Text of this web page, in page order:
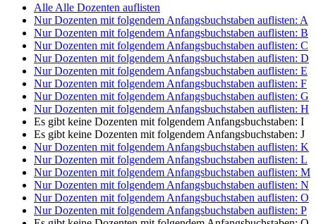
Alle Alle Dozenten auflisten
Nur Dozenten mit folgendem Anfangsbuchstaben auflisten: A
Nur Dozenten mit folgendem Anfangsbuchstaben auflisten: B
Nur Dozenten mit folgendem Anfangsbuchstaben auflisten: C
Nur Dozenten mit folgendem Anfangsbuchstaben auflisten: D
Nur Dozenten mit folgendem Anfangsbuchstaben auflisten: E
Nur Dozenten mit folgendem Anfangsbuchstaben auflisten: F
Nur Dozenten mit folgendem Anfangsbuchstaben auflisten: G
Nur Dozenten mit folgendem Anfangsbuchstaben auflisten: H
Es gibt keine Dozenten mit folgendem Anfangsbuchstaben: I
Es gibt keine Dozenten mit folgendem Anfangsbuchstaben: J
Nur Dozenten mit folgendem Anfangsbuchstaben auflisten: K
Nur Dozenten mit folgendem Anfangsbuchstaben auflisten: L
Nur Dozenten mit folgendem Anfangsbuchstaben auflisten: M
Nur Dozenten mit folgendem Anfangsbuchstaben auflisten: N
Nur Dozenten mit folgendem Anfangsbuchstaben auflisten: O
Nur Dozenten mit folgendem Anfangsbuchstaben auflisten: P